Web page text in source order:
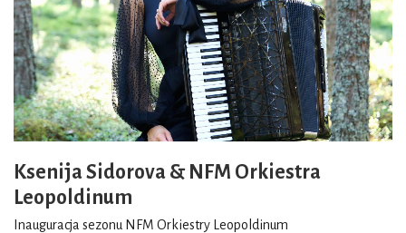
Ksenija Sidorova & NFM Orkiestra
Leopoldinum
Inauguracja sezonu NFM Orkiestry Leopoldinum